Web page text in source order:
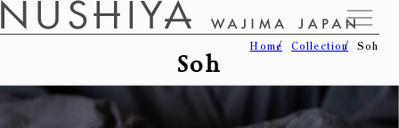
Home Collection Soh
Soh